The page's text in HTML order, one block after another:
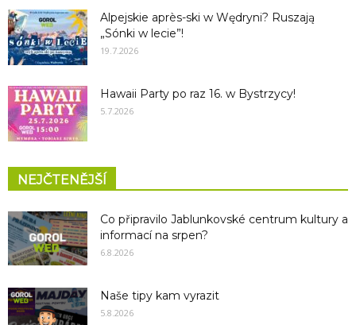
Alpejskie après-ski w Wędryni? Ruszają
„Sónki w lecie”!
19.7.2026
Hawaii Party po raz 16. w Bystrzycy!
5.7.2026
NEJČTENĚJŠÍ
Co připravilo Jablunkovské centrum kultury a
informací na srpen?
6.8.2026
Naše tipy kam vyrazit
5.8.2026